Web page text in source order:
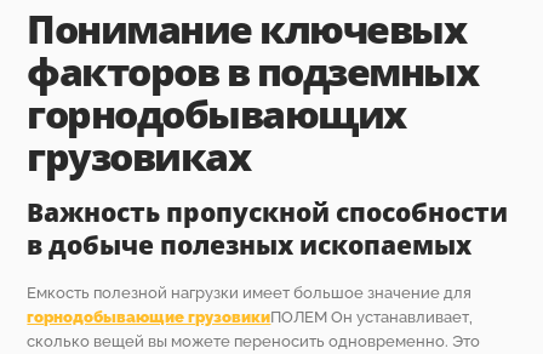
Понимание ключевых
факторов в подземных
горнодобывающих
грузовиках
Важность пропускной способности
в добыче полезных ископаемых
Емкость полезной нагрузки имеет большое значение для
горнодобывающие грузовикиПОЛЕМ Он устанавливает,
сколько вещей вы можете переносить одновременно. Это